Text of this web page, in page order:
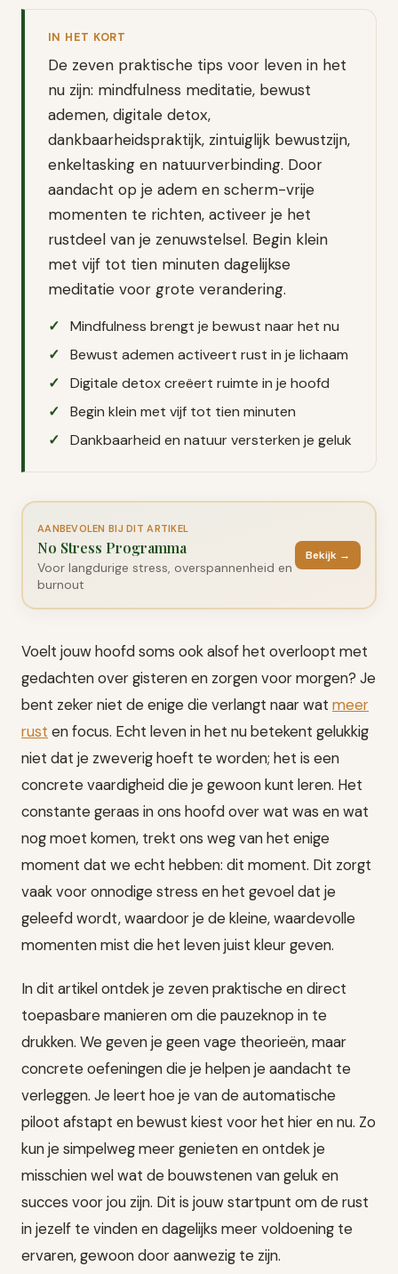
IN HET KORT
De zeven praktische tips voor leven in het
nu zijn: mindfulness meditatie, bewust
ademen, digitale detox,
dankbaarheidspraktijk, zintuiglijk bewustzijn,
enkeltasking en natuurverbinding. Door
aandacht op je adem en scherm-vrije
momenten te richten, activeer je het
rustdeel van je zenuwstelsel. Begin klein
met vijf tot tien minuten dagelijkse
meditatie voor grote verandering.
Mindfulness brengt je bewust naar het nu
Bewust ademen activeert rust in je lichaam
Digitale detox creëert ruimte in je hoofd
Begin klein met vijf tot tien minuten
Dankbaarheid en natuur versterken je geluk
AANBEVOLEN BIJ DIT ARTIKEL
No Stress Programma
Voor langdurige stress, overspannenheid en
burnout
Bekijk →
Voelt jouw hoofd soms ook alsof het overloopt met
gedachten over gisteren en zorgen voor morgen? Je
bent zeker niet de enige die verlangt naar wat meer
rust en focus. Echt leven in het nu betekent gelukkig
niet dat je zweverig hoeft te worden; het is een
concrete vaardigheid die je gewoon kunt leren. Het
constante geraas in ons hoofd over wat was en wat
nog moet komen, trekt ons weg van het enige
moment dat we echt hebben: dit moment. Dit zorgt
vaak voor onnodige stress en het gevoel dat je
geleefd wordt, waardoor je de kleine, waardevolle
momenten mist die het leven juist kleur geven.
In dit artikel ontdek je zeven praktische en direct
toepasbare manieren om die pauzeknop in te
drukken. We geven je geen vage theorieën, maar
concrete oefeningen die je helpen je aandacht te
verleggen. Je leert hoe je van de automatische
piloot afstapt en bewust kiest voor het hier en nu. Zo
kun je simpelweg meer genieten en ontdek je
misschien wel wat de bouwstenen van geluk en
succes voor jou zijn. Dit is jouw startpunt om de rust
in jezelf te vinden en dagelijks meer voldoening te
ervaren, gewoon door aanwezig te zijn.